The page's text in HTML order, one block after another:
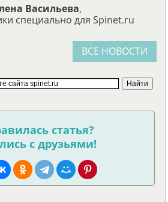
Васильева,
специально для Spinet.ru
ВСЕ НОВОСТИ
статья?
с друзьями!